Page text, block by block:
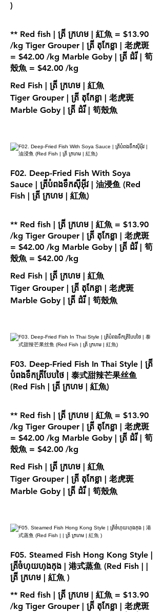
)
** Red fish | ត្រី ក្រហម | 紅魚 = $13.90
/kg Tiger Grouper | ត្រី តុកែខ្លា | 老虎斑
= $42.00 /kg Marble Goby | ត្រី ដំរី | 筍
殼魚 = $42.00 /kg
Red Fish | ត្រី ក្រហម | 紅魚
Tiger Grouper | ត្រី តុកែខ្លា | 老虎斑
Marble Goby | ត្រី ដំរី | 筍殼魚
F02. Deep-Fried Fish With Soya
Sauce | ត្រីបំពងទឹកស៊ីអុីវ | 油浸鱼 (Red
Fish | ត្រី ក្រហម | 紅魚)
** Red fish | ត្រី ក្រហម | 紅魚 = $13.90
/kg Tiger Grouper | ត្រី តុកែខ្លា | 老虎斑
= $42.00 /kg Marble Goby | ត្រី ដំរី | 筍
殼魚 = $42.00 /kg
Red Fish | ត្រី ក្រហម | 紅魚
Tiger Grouper | ត្រី តុកែខ្លា | 老虎斑
Marble Goby | ត្រី ដំរី | 筍殼魚
F03. Deep-Fried Fish In Thai Style | ត្រី
បំពងទឹកត្រីបែបថៃ | 泰式甜辣芒果丝鱼
(Red Fish | ត្រី ក្រហម | 紅魚)
** Red fish | ត្រី ក្រហម | 紅魚 = $13.90
/kg Tiger Grouper | ត្រី តុកែខ្លា | 老虎斑
= $42.00 /kg Marble Goby | ត្រី ដំរី | 筍
殼魚 = $42.00 /kg
Red Fish | ត្រី ក្រហម | 紅魚
Tiger Grouper | ត្រី តុកែខ្លា | 老虎斑
Marble Goby | ត្រី ដំរី | 筍殼魚
F05. Steamed Fish Hong Kong Style |
ត្រីចំហុយហុងកុង | 港式蒸鱼 (Red Fish | |
ត្រី ក្រហម | 紅魚 )
** Red fish | ត្រី ក្រហម | 紅魚 = $13.90
/kg Tiger Grouper | ត្រី តុកែខ្លា | 老虎斑